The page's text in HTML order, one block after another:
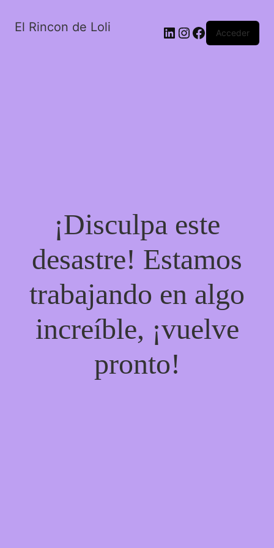
El Rincon de Loli LinkedIn
Instagram
FacebookAcceder
¡Disculpa este
desastre! Estamos
trabajando en algo
increíble, ¡vuelve
pronto!